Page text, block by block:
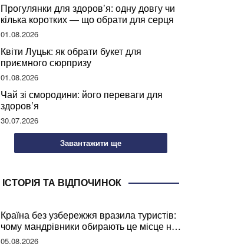
Прогулянки для здоров’я: одну довгу чи
кілька коротких — що обрати для серця
01.08.2026
Квіти Луцьк: як обрати букет для
приємного сюрпризу
01.08.2026
Чай зі смородини: його переваги для
здоров’я
30.07.2026
Завантажити ще
ІСТОРІЯ ТА ВІДПОЧИНОК
Країна без узбережжя вразила туристів:
чому мандрівники обирають це місце на
відпочинок
05.08.2026